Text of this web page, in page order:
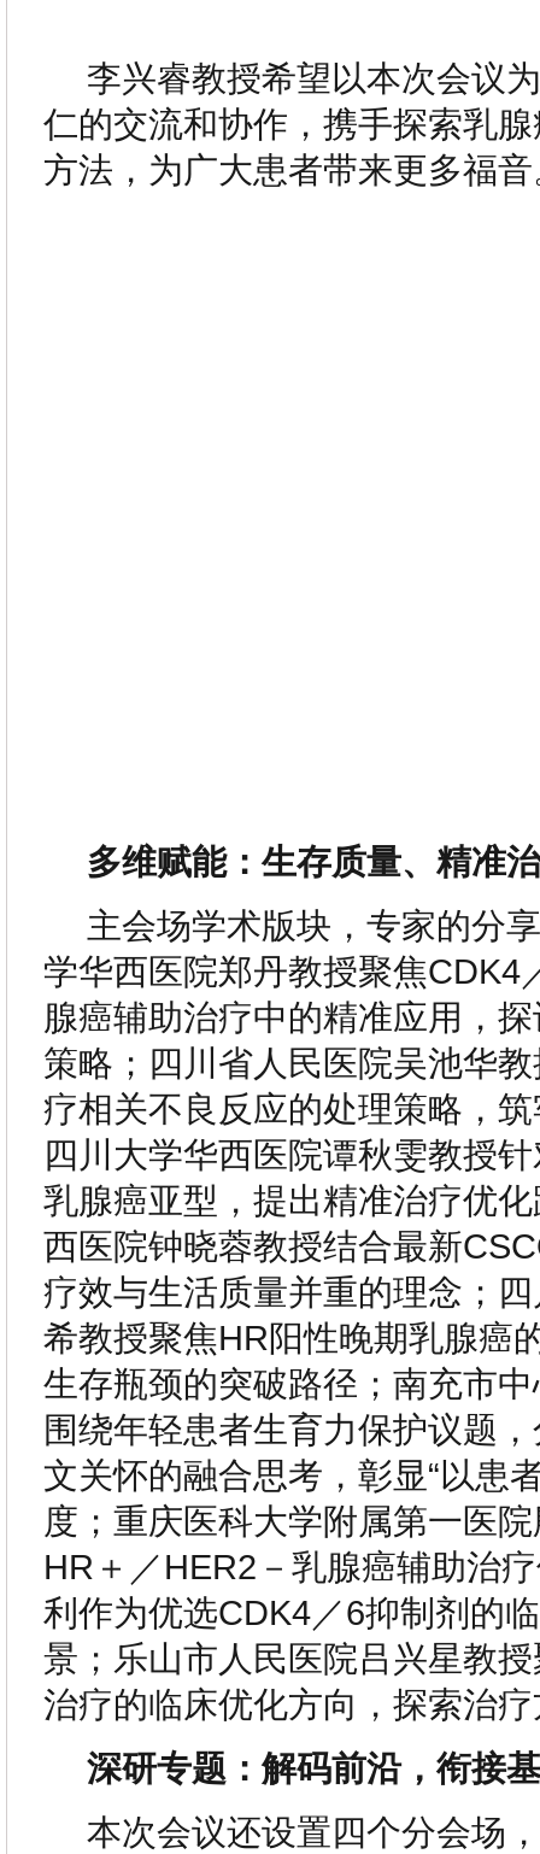
李兴睿教授希望以本次会议
仁的交流和协作，携手探索乳
方法，为广大患者带来更多福
多维赋能：生存质量、精准
主会场学术版块，专家的分
学华西医院郑丹教授聚焦CDK4
腺癌辅助治疗中的精准应用，
策略；四川省人民医院吴池华
疗相关不良反应的处理策略，
四川大学华西医院谭秋雯教授
乳腺癌亚型，提出精准治疗优
西医院钟晓蓉教授结合最新
疗效与生活质量并重的理念；
希教授聚焦HR阳性晚期乳腺癌
生存瓶颈的突破路径；南充市
围绕年轻患者生育力保护议题
文关怀的融合思考，彰显“以患
度；重庆医科大学附属第一医
HR＋／HER2－乳腺癌辅助治
利作为优选CDK4／6抑制剂的
景；乐山市人民医院吕兴星教
治疗的临床优化方向，探索治
深研专题：解码前沿，衔接
本次会议还设置四个分会场